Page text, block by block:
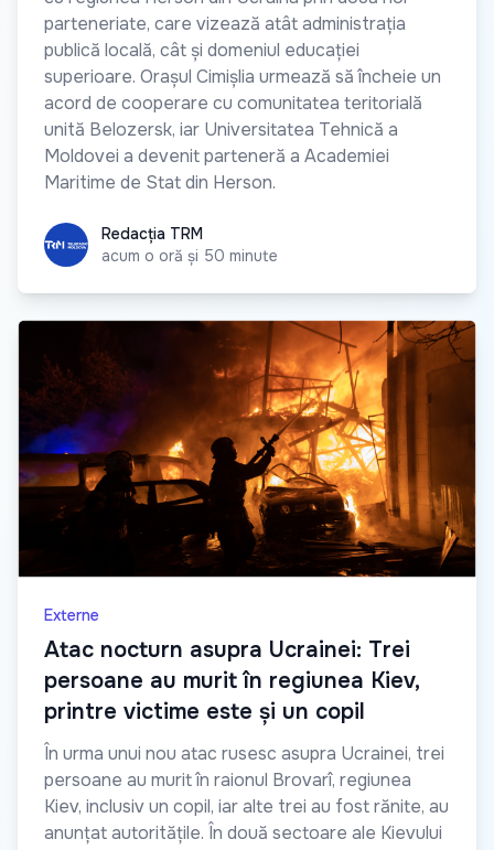
parteneriate, care vizează atât administrația
publică locală, cât și domeniul educației
superioare. Orașul Cimișlia urmează să încheie un
acord de cooperare cu comunitatea teritorială
unită Belozersk, iar Universitatea Tehnică a
Moldovei a devenit parteneră a Academiei
Maritime de Stat din Herson.
Redacția TRM
Redacția TRM
acum o oră și 50 minute
Externe
Atac nocturn asupra Ucrainei: Trei
persoane au murit în regiunea Kiev,
printre victime este și un copil
În urma unui nou atac rusesc asupra Ucrainei, trei
persoane au murit în raionul Brovarî, regiunea
Kiev, inclusiv un copil, iar alte trei au fost rănite, au
anunțat autoritățile. În două sectoare ale Kievului